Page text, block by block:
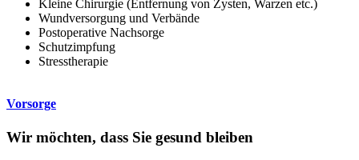
Kleine Chirurgie (Entfernung von Zysten, Warzen etc.)
Wundversorgung und Verbände
Postoperative Nachsorge
Schutzimpfung
Stresstherapie
Vorsorge
Wir möchten, dass Sie gesund bleiben